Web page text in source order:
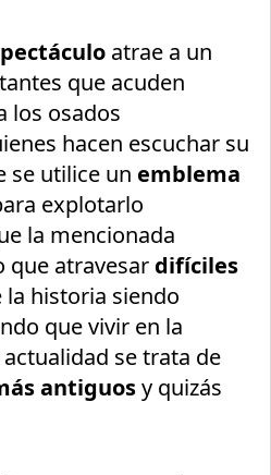
atrae a un
que acuden
los osados
hacen escuchar su
se utilice un emblema
explotarlo
la mencionada
que atravesar difíciles
la historia siendo
que vivir en la
se trata de
antiguosy quizás